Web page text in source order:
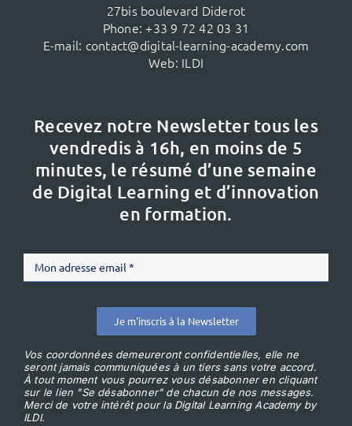
27bis boulevard Diderot
Phone: +33 9 72 42 03 31
E-mail: contact@digital-learning-academy.com
Web: ILDI
Recevez notre Newsletter tous les
vendredis à 16h, en moins de 5
minutes, le résumé d’une semaine
de Digital Learning et d’innovation
en formation.
Je m'inscris à la Newsletter
Vos coordonnées demeureront confidentielles, elle ne
seront jamais communiquées à un tiers sans votre accord.
À tout moment vous pourrez vous désabonner en cliquant
sur le lien "Se désabonner" de chacun de nos messages.
Merci de votre intérêt pour la Digital Learning Academy by
ILDI.